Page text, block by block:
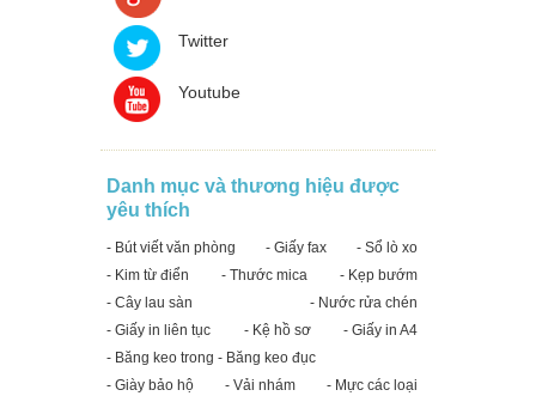
Twitter
Youtube
Danh mục và thương hiệu được
yêu thích
- Bút viết văn phòng - Giấy fax
- Sổ lò xo
- Kim từ điển
- Thước mica
- Kẹp bướm
- Cây lau sàn
- Nước rửa chén
- Giấy in liên tục
- Kệ hồ sơ
- Giấy in A4
- Băng keo trong - Băng keo đục
- Giày bảo hộ
- Vải nhám
- Mực các loại